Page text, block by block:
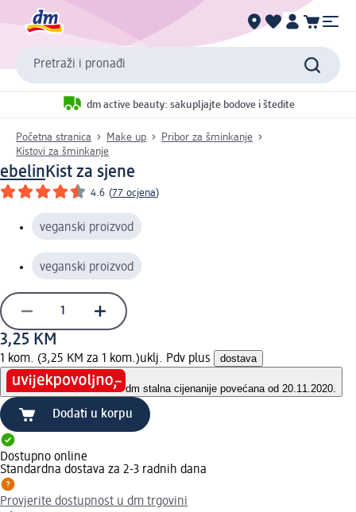
Pretraži i pronađi
dm active beauty: sakupljajte bodove i štedite
Početna stranica Make up
Pribor za šminkanje
Kistovi za šminkanje
ebelin Kist za sjene
4.6 (77 ocjena)
veganski proizvod
veganski proizvod
3,25 KM
1 kom. (3,25 KM za 1 kom.)uklj. Pdv plus dostava
dm stalna cijenanije povećana od 20.11.2020.
Dodati u korpu
Dostupno online
Standardna dostava za 2-3 radnih dana
Provjerite dostupnost u dm trgovini